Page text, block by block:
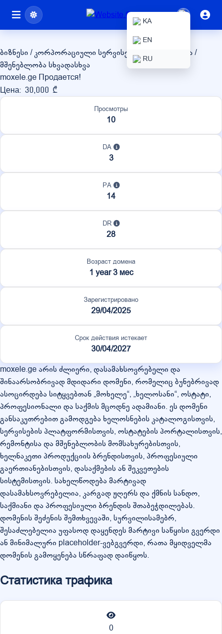
KA
EN
RU
moxele.ge
ბიზნესი / კორპორაციული სერვისებიუძრავი ქონება /
მშენებლობა სხვადასხვა
moxele.ge Продается!
Цена: 30,000 ₾
Просмотры
10
DA
3
PA
14
DR
28
Возраст домена
1 year 3 мес
Зарегистрировано
29/04/2025
Срок действия истекает
30/04/2027
moxele.ge არის ძლიერი, დასამახსოვრებელი და
შინაარსობრივად მდიდარი დომენი, რომელიც ბუნებრივად
ასოცირდება სიტყვებთან „მოხელე“, „ხელოსანი“, ოსტატი,
პროფესიონალი და საქმის მცოდნე ადამიანი. ეს დომენი
განსაკუთრებით გამოდგება ხელოსნების კატალოგისთვის,
სერვისების პლატფორმისთვის, ოსტატების პორტალისთვის,
რემონტისა და მშენებლობის მომსახურებისთვის,
ხელნაკეთი პროდუქციის ბრენდისთვის, პროფესიული
გაერთიანებისთვის, დასაქმების ან შეკვეთების
სისტემისთვის. სახელწოდება მარტივად
დასამახსოვრებელია, კარგად ჟღერს და ქმნის სანდო,
საქმიანი და პროფესიული ბრენდის შთაბეჭდილებას.
დომენის შეძენის შემთხვევაში, სურვილისამებრ,
შესაძლებელია უფასოდ დაყენდეს მარტივი საწყისი გვერდი
ან მინიმალური placeholder-ვებგვერდი, რათა მყიდველმა
დომენის გამოყენება სწრაფად დაიწყოს.
Статистика трафика
0